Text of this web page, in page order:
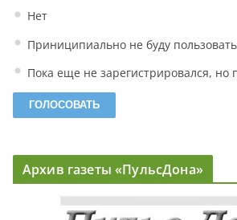
Нет
Приниципиально не буду
Пока еще не зарегистрировался, но
Архив газеты «ПульсДона»